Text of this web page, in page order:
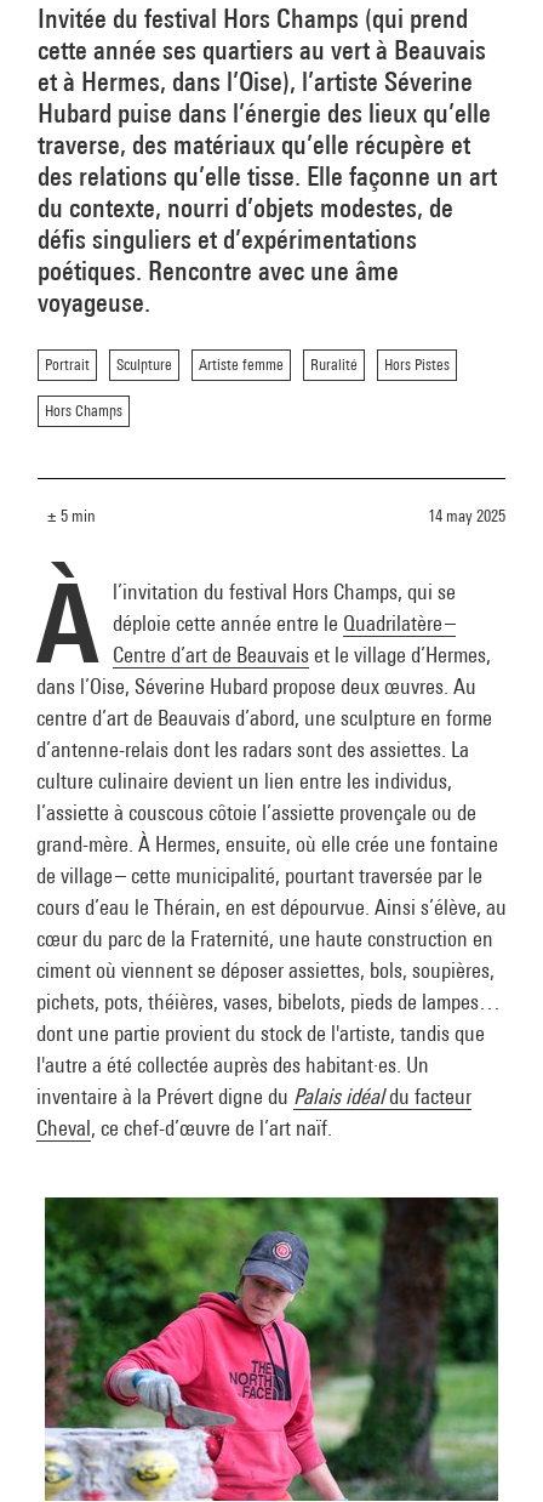
Invitée du festival Hors Champs (qui prend
cette année ses quartiers au vert à Beauvais
et à Hermes, dans l’Oise), l’artiste Séverine
Hubard puise dans l’énergie des lieux qu’elle
traverse, des matériaux qu’elle récupère et
des relations qu’elle tisse. Elle façonne un art
du contexte, nourri d’objets modestes, de
défis singuliers et d’expérimentations
poétiques. Rencontre avec une âme
voyageuse.
Portrait Sculpture Artiste femme Ruralité Hors Pistes
Hors Champs
± 5 min 14 may 2025
À
l’invitation du festival Hors Champs, qui se
déploie cette année entre le Quadrilatère –
Centre d’art de Beauvaiset le village d’Hermes,
dans l’Oise, Séverine Hubard propose deux œuvres. Au
centre d’art de Beauvais d’abord, une sculpture en forme
d’antenne-relais dont les radars sont des assiettes. La
culture culinaire devient un lien entre les individus,
l’assiette à couscous côtoie l’assiette provençale ou de
grand-mère. À Hermes, ensuite, où elle crée une fontaine
de village – cette municipalité, pourtant traversée par le
cours d’eau le Thérain, en est dépourvue. Ainsi s’élève, au
cœur du parc de la Fraternité, une haute construction en
ciment où viennent se déposer assiettes, bols, soupières,
pichets, pots, théières, vases, bibelots, pieds de lampes…
dont une partie provient du stock de l'artiste, tandis que
l'autre a été collectée auprès des habitant·es. Un
inventaire à la Prévert digne du Palais idéaldu facteur
Cheval, ce chef-d’œuvre de l’art naïf.